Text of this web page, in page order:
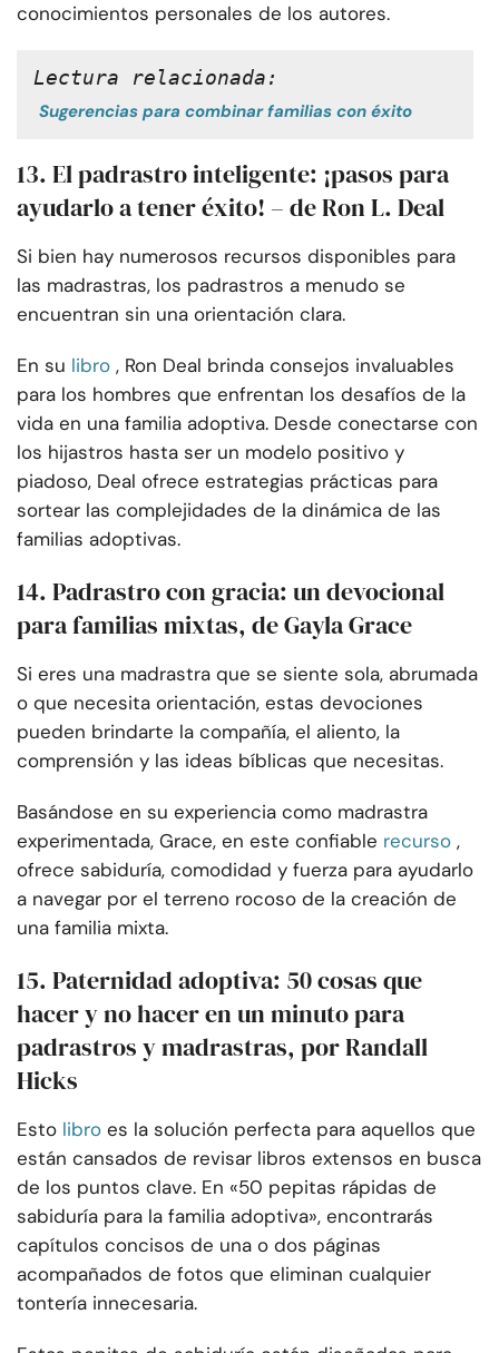
conocimientos personales de los autores.
Lectura relacionada:
Sugerencias para combinar familias con éxito
13. El padrastro inteligente: ¡pasos para
ayudarlo a tener éxito! – de Ron L. Deal
Si bien hay numerosos recursos disponibles para
las madrastras, los padrastros a menudo se
encuentran sin una orientación clara.
En su libro , Ron Deal brinda consejos invaluables
para los hombres que enfrentan los desafíos de la
vida en una familia adoptiva. Desde conectarse con
los hijastros hasta ser un modelo positivo y
piadoso, Deal ofrece estrategias prácticas para
sortear las complejidades de la dinámica de las
familias adoptivas.
14. Padrastro con gracia: un devocional
para familias mixtas, de Gayla Grace
Si eres una madrastra que se siente sola, abrumada
o que necesita orientación, estas devociones
pueden brindarte la compañía, el aliento, la
comprensión y las ideas bíblicas que necesitas.
Basándose en su experiencia como madrastra
experimentada, Grace, en este confiable recurso ,
ofrece sabiduría, comodidad y fuerza para ayudarlo
a navegar por el terreno rocoso de la creación de
una familia mixta.
15. Paternidad adoptiva: 50 cosas que
hacer y no hacer en un minuto para
padrastros y madrastras, por Randall
Hicks
Esto libro es la solución perfecta para aquellos que
están cansados de revisar libros extensos en busca
de los puntos clave. En «50 pepitas rápidas de
sabiduría para la familia adoptiva», encontrarás
capítulos concisos de una o dos páginas
acompañados de fotos que eliminan cualquier
tontería innecesaria.